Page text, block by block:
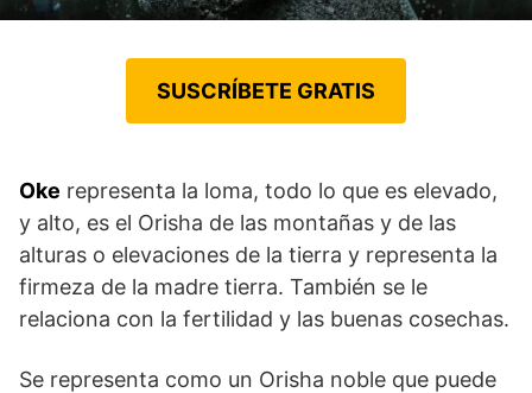
SUSCRÍBETE GRATIS
Oke representa la loma, todo lo que es elevado,
y alto, es el Orisha de las montañas y de las
alturas o elevaciones de la tierra y representa la
firmeza de la madre tierra. También se le
relaciona con la fertilidad y las buenas cosechas.
Se representa como un Orisha noble que puede